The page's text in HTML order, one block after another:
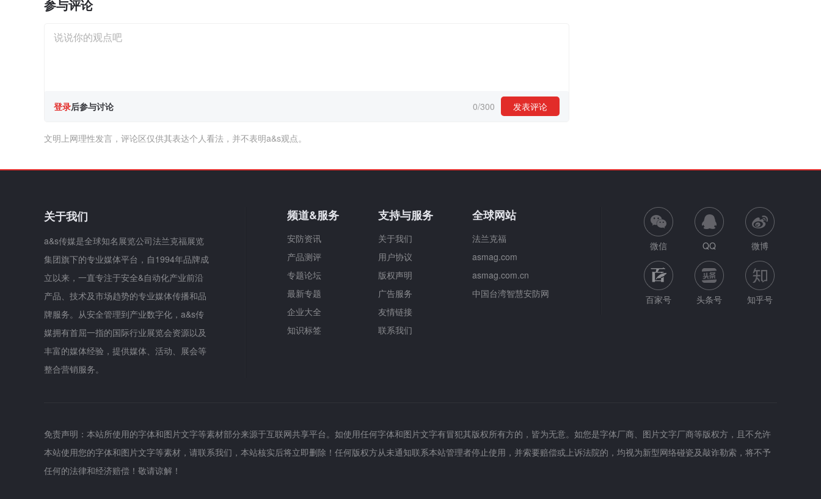
参与评论
登录后参与讨论 0/300 发表评论
文明上网理性发言，评论区仅供其表达个人看法，并不表明a&s观点。
关于我们
a&s传媒是全球知名展览公司法兰克福展览
集团旗下的专业媒体平台，自1994年品牌成
立以来，一直专注于安全&自动化产业前沿
产品、技术及市场趋势的专业媒体传播和品
牌服务。从安全管理到产业数字化，a&s传
媒拥有首屈一指的国际行业展览会资源以及
丰富的媒体经验，提供媒体、活动、展会等
整合营销服务。
频道&服务
安防资讯
产品测评
专题论坛
最新专题
企业大全
知识标签
支持与服务
关于我们
用户协议
版权声明
广告服务
友情链接
联系我们
全球网站
法兰克福
asmag.com
asmag.com.cn
中国台湾智慧安防网
微信 QQ 微博
百家号 头条号 知乎号
免责声明：本站所使用的字体和图片文字等素材部分来源于互联网共享平台。如使用任何字体和图片文字有冒犯其版权所有方的，皆为无意。如您是字体厂商、图片文字厂商等版权方，且不允许
本站使用您的字体和图片文字等素材，请联系我们，本站核实后将立即删除！任何版权方从未通知联系本站管理者停止使用，并索要赔偿或上诉法院的，均视为新型网络碰瓷及敲诈勒索，将不予
任何的法律和经济赔偿！敬请谅解！